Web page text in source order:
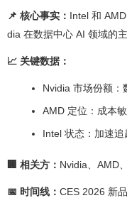
📌 核心事实： Intel 和
dia 在数据中心 AI 领域的主
📈 关键数据：
Nvidia 市场份额：
AMD 定位：成本
Intel 状态：加速追
🏢 相关方： Nvidia、AMD
📅 时间线： CES 2026 新